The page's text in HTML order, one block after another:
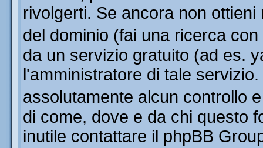
rivolgerti. Se ancora non
del dominio (fai una ricerca
da un servizio gratuito (ad es.
l'amministratore di tale
assolutamente alcun controllo
di come, dove e da chi questo
inutile contattare il phpBB